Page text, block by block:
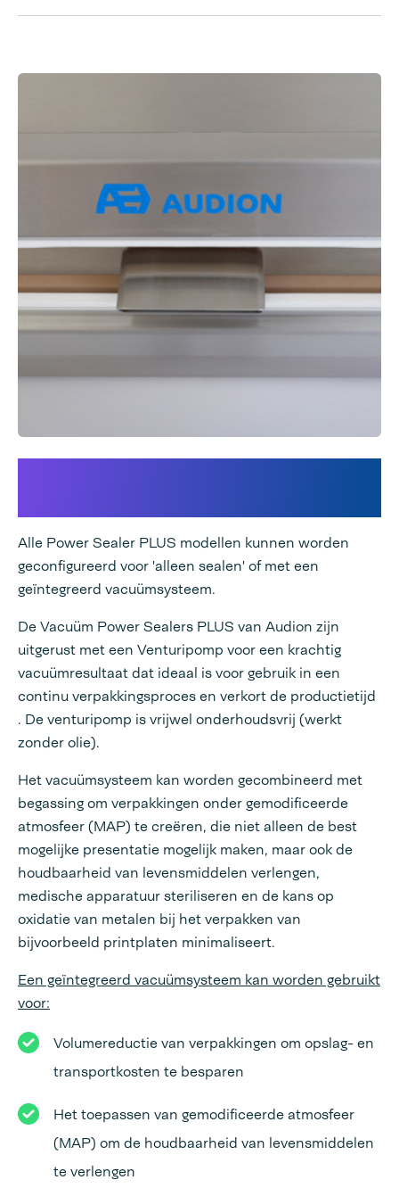
Alle Power Sealer PLUS modellen kunnen worden
geconfigureerd voor 'alleen sealen' of met een
geïntegreerd vacuümsysteem.
De Vacuüm Power Sealers PLUS van Audion zijn
uitgerust met een Venturipomp voor een krachtig
vacuümresultaat dat ideaal is voor gebruik in een
continu verpakkingsproces en verkort de productietijd
. De venturipomp is vrijwel onderhoudsvrij (werkt
zonder olie).
Het vacuümsysteem kan worden gecombineerd met
begassing om verpakkingen onder gemodificeerde
atmosfeer (MAP) te creëren, die niet alleen de best
mogelijke presentatie mogelijk maken, maar ook de
houdbaarheid van levensmiddelen verlengen,
medische apparatuur steriliseren en de kans op
oxidatie van metalen bij het verpakken van
bijvoorbeeld printplaten minimaliseert.
Een geïntegreerd vacuümsysteem kan worden gebruikt
voor:
Volumereductie van verpakkingen om opslag- en
transportkosten te besparen
Het toepassen van gemodificeerde atmosfeer
(MAP) om de houdbaarheid van levensmiddelen
te verlengen